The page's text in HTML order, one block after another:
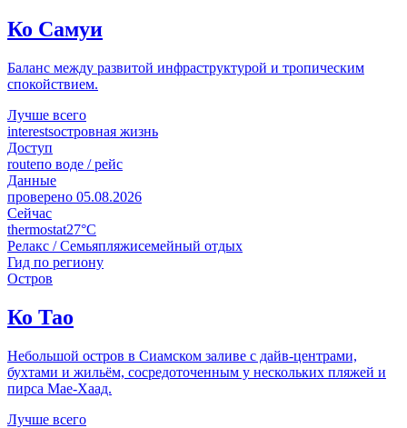
Ко Самуи
Баланс между развитой инфраструктурой и тропическим
спокойствием.
Лучше всего
interestsостровная жизнь
Доступ
routeпо воде / рейс
Данные
проверено 05.08.2026
Сейчас
thermostat27°C
Релакс / Семьяпляжисемейный отдых
Гид по региону
Остров
Ко Тао
Небольшой остров в Сиамском заливе с дайв-центрами,
бухтами и жильём, сосредоточенным у нескольких пляжей и
пирса Мае-Хаад.
Лучше всего